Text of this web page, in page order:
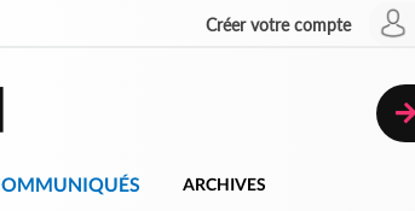
Créer votre compte
ARCHIVES